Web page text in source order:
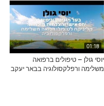
01:18
יוסי גולן – טיפולים ברפואה
משלימה ורפלקסולוגיה בבאר יעקב